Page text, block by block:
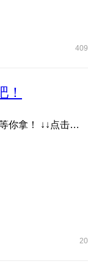
409
！
抖音账号《耀子开放麦》首档数字人脱口秀栏目，快关注新同事，每日笑一笑，投稿福利等你拿！ ↓↓点击下方图片或 ...
20